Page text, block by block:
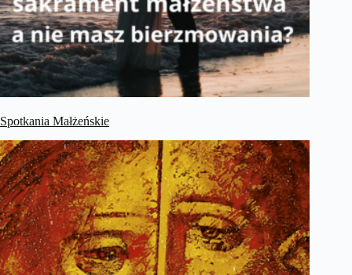
Spotkania Małżeńskie